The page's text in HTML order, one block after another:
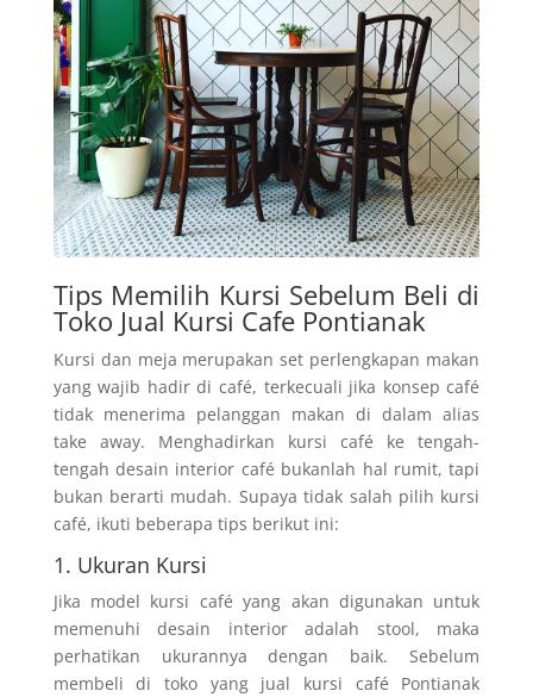
Tips Memilih Kursi Sebelum Beli di
Toko Jual Kursi Cafe Pontianak
Kursi dan meja merupakan set perlengkapan makan
yang wajib hadir di café, terkecuali jika konsep café
tidak menerima pelanggan makan di dalam alias
take away. Menghadirkan kursi café ke tengah-
tengah desain interior café bukanlah hal rumit, tapi
bukan berarti mudah. Supaya tidak salah pilih kursi
café, ikuti beberapa tips berikut ini:
1. Ukuran Kursi
Jika model kursi café yang akan digunakan untuk
memenuhi desain interior adalah stool, maka
perhatikan ukurannya dengan baik. Sebelum
membeli di toko yang jual kursi café Pontianak